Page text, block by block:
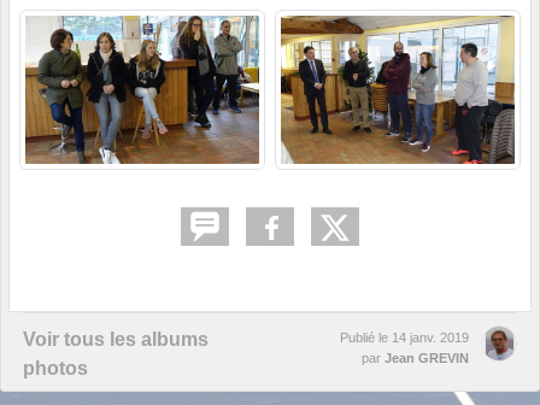
Voir tous les albums
photos
Publié le 14 janv. 2019
par Jean GREVIN